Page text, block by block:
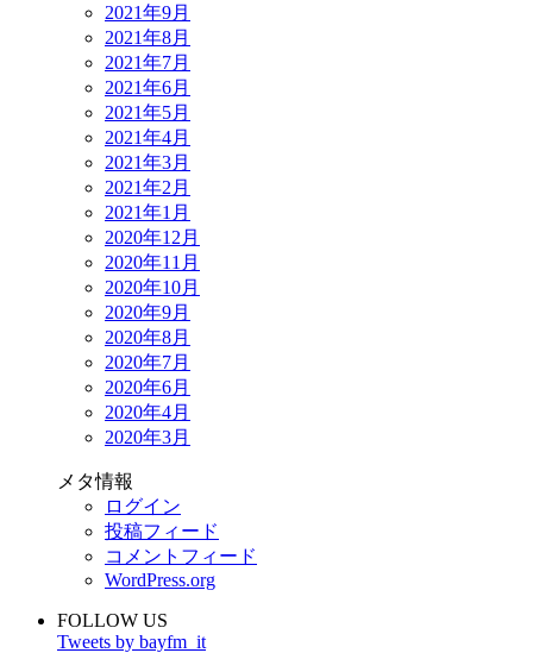
2021年9月
2021年8月
2021年7月
2021年6月
2021年5月
2021年4月
2021年3月
2021年2月
2021年1月
2020年12月
2020年11月
2020年10月
2020年9月
2020年8月
2020年7月
2020年6月
2020年4月
2020年3月
メタ情報
ログイン
投稿フィード
コメントフィード
WordPress.org
FOLLOW US
Tweets by bayfm_it